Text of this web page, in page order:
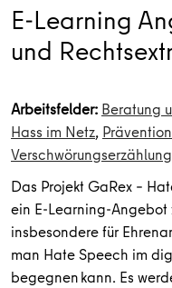
E-Learning
und
Arbeitsfelder: Beratung
Hass im Netz,
Das Projekt GaRex –
ein E-Learning-Angebot
insbesondere für
man Hate Speech im
begegnen kann. Es